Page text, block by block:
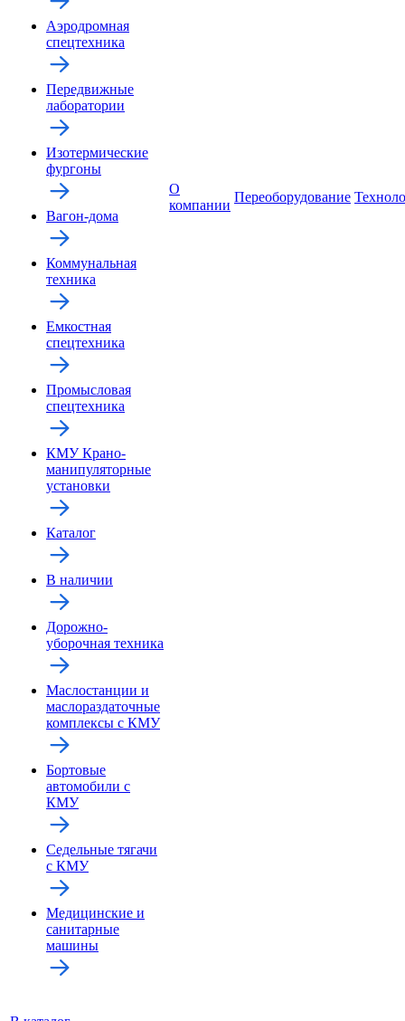
Аэродромная
спецтехника
Передвижные
лаборатории
Изотермические
фургоны
Вагон-дома
Коммунальная
техника
Емкостная
спецтехника
Промысловая
спецтехника
КМУ Крано-
манипуляторные
установки
Каталог
В наличии
Дорожно-
уборочная техника
Маслостанции и
маслораздаточные
комплексы с КМУ
Бортовые
автомобили с
КМУ
Седельные тягачи
с КМУ
Медицинские и
санитарные
машины
О
компании
Переоборудование